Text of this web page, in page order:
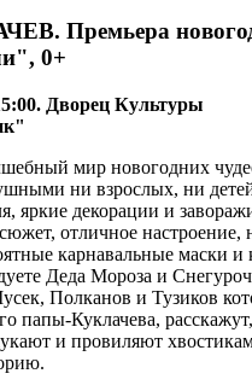
Премьера
0+
Дворец Культуры
мир новогодних
ни взрослых, ни
яркие декорации и
отличное настроение,
карнавальные маски
Деда Мороза и
Полканов и Тузиков
папы-Куклачева,
и провиляют